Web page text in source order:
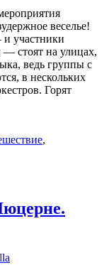
веселье!
участники
стоят на улицах,
ведь группы с
в нескольких
Горят
,